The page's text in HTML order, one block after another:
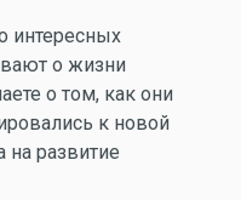
интересных
о жизни
о том, как они
к новой
на развитие